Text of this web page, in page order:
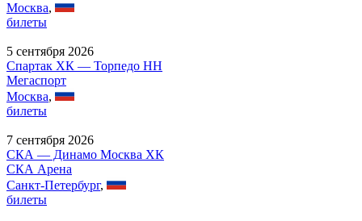
Москва,
билеты
5 сентября 2026
Спартак ХК — Торпедо НН
Мегаспорт
Москва,
билеты
7 сентября 2026
СКА — Динамо Москва ХК
СКА Арена
Санкт-Петербург,
билеты